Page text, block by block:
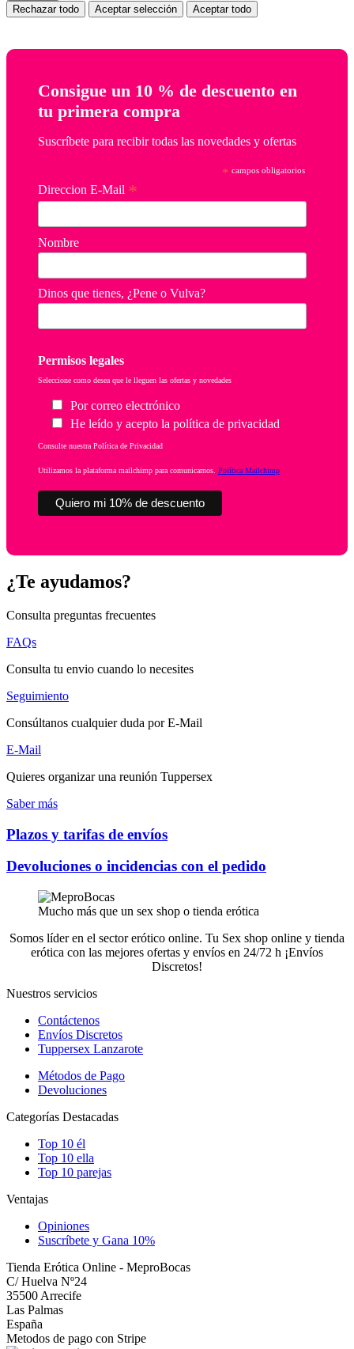
Rechazar todo
Aceptar selección Aceptar todo
Consigue un 10 % de descuento en
tu primera compra
Suscríbete para recibir todas las novedades y ofertas
* campos obligatorios
Direccion E-Mail *
Nombre
Dinos que tienes, ¿Pene o Vulva?
Permisos legales
Seleccione como desea que le lleguen las ofertas y novedades
Por correo electrónico
He leído y acepto la política de privacidad
Consulte nuestra Política de Privacidad
Utilizamos la plataforma mailchimp para comunicarnos. Política Mailchimp
¿Te ayudamos?
Consulta preguntas frecuentes
FAQs
Consulta tu envio cuando lo necesites
Seguimiento
Consúltanos cualquier duda por E-Mail
E-Mail
Quieres organizar una reunión Tuppersex
Saber más
Plazos y tarifas de envíos
Devoluciones o incidencias con el pedido
Mucho más que un sex shop o tienda erótica
Somos líder en el sector erótico online. Tu Sex shop online y tienda
erótica con las mejores ofertas y envíos en 24/72 h ¡Envíos
Discretos!
Nuestros servicios
Contáctenos
Envíos Discretos
Tuppersex Lanzarote
Métodos de Pago
Devoluciones
Categorías Destacadas
Top 10 él
Top 10 ella
Top 10 parejas
Ventajas
Opiniones
Suscríbete y Gana 10%
Tienda Erótica Online - MeproBocas
C/ Huelva Nº24
35500 Arrecife
Las Palmas
España
Metodos de pago con Stripe